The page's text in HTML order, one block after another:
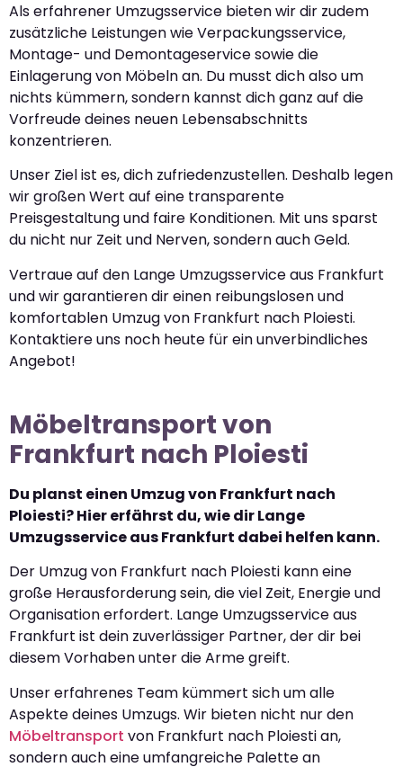
Als erfahrener Umzugsservice bieten wir dir zudem
zusätzliche Leistungen wie Verpackungsservice,
Montage- und Demontageservice sowie die
Einlagerung von Möbeln an. Du musst dich also um
nichts kümmern, sondern kannst dich ganz auf die
Vorfreude deines neuen Lebensabschnitts
konzentrieren.
Unser Ziel ist es, dich zufriedenzustellen. Deshalb legen
wir großen Wert auf eine transparente
Preisgestaltung und faire Konditionen. Mit uns sparst
du nicht nur Zeit und Nerven, sondern auch Geld.
Vertraue auf den Lange Umzugsservice aus Frankfurt
und wir garantieren dir einen reibungslosen und
komfortablen Umzug von Frankfurt nach Ploiesti.
Kontaktiere uns noch heute für ein unverbindliches
Angebot!
Möbeltransport von
Frankfurt nach Ploiesti
Du planst einen Umzug von Frankfurt nach
Ploiesti? Hier erfährst du, wie dir Lange
Umzugsservice aus Frankfurt dabei helfen kann.
Der Umzug von Frankfurt nach Ploiesti kann eine
große Herausforderung sein, die viel Zeit, Energie und
Organisation erfordert. Lange Umzugsservice aus
Frankfurt ist dein zuverlässiger Partner, der dir bei
diesem Vorhaben unter die Arme greift.
Unser erfahrenes Team kümmert sich um alle
Aspekte deines Umzugs. Wir bieten nicht nur den
Möbeltransport von Frankfurt nach Ploiesti an,
sondern auch eine umfangreiche Palette an